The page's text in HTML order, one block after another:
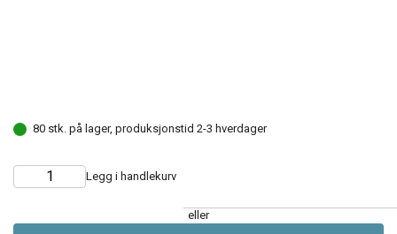
80 stk. på lager, produksjonstid 2-3 hverdager
Choose
Quantity Legg i handlekurv
eller